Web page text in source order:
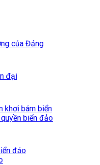
của Đảng
đại
khơi bám biển
biển đảo
đảo